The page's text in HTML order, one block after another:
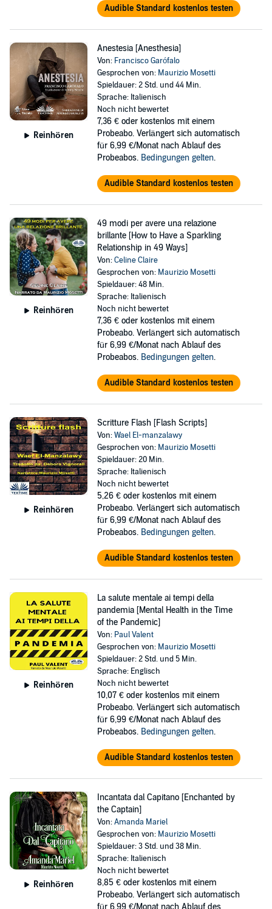
Audible Standard kostenlos testen
Reinhören
Anestesia [Anesthesia]
Von: Francisco Garófalo
Gesprochen von: Maurizio Mosetti
Spieldauer: 2 Std. und 44 Min.
Sprache: Italienisch
Noch nicht bewertet
7,36 € oder kostenlos mit einem
Probeabo. Verlängert sich automatisch
für 6,99 €/Monat nach Ablauf des
Probeabos. Bedingungen gelten.
Audible Standard kostenlos testen
Reinhören
49 modi per avere una relazione
brillante [How to Have a Sparkling
Relationship in 49 Ways]
Von:Celine Claire
Gesprochen von: Maurizio Mosetti
Spieldauer: 48 Min.
Sprache: Italienisch
Noch nicht bewertet
7,36 € oder kostenlos mit einem
Probeabo. Verlängert sich automatisch
für 6,99 €/Monat nach Ablauf des
Probeabos. Bedingungen gelten.
Audible Standard kostenlos testen
Reinhören
Scritture Flash [Flash Scripts]
Von:Wael El-manzalawy
Gesprochen von: Maurizio Mosetti
Spieldauer: 20 Min.
Sprache: Italienisch
Noch nicht bewertet
5,26 € oder kostenlos mit einem
Probeabo. Verlängert sich automatisch
für 6,99 €/Monat nach Ablauf des
Probeabos. Bedingungen gelten.
Audible Standard kostenlos testen
Reinhören
La salute mentale ai tempi della
pandemia [Mental Health in the Time
of the Pandemic]
Von: Paul Valent
Gesprochen von: Maurizio Mosetti
Spieldauer: 2 Std. und 5 Min.
Sprache: Englisch
Noch nicht bewertet
10,07 € oder kostenlos mit einem
Probeabo. Verlängert sich automatisch
für 6,99 €/Monat nach Ablauf des
Probeabos. Bedingungen gelten.
Audible Standard kostenlos testen
Reinhören
Incantata dal Capitano [Enchanted by
the Captain]
Von:Amanda Mariel
Gesprochen von: Maurizio Mosetti
Spieldauer: 3 Std. und 38 Min.
Sprache: Italienisch
Noch nicht bewertet
8,85 € oder kostenlos mit einem
Probeabo. Verlängert sich automatisch
für 6,99 €/Monat nach Ablauf des